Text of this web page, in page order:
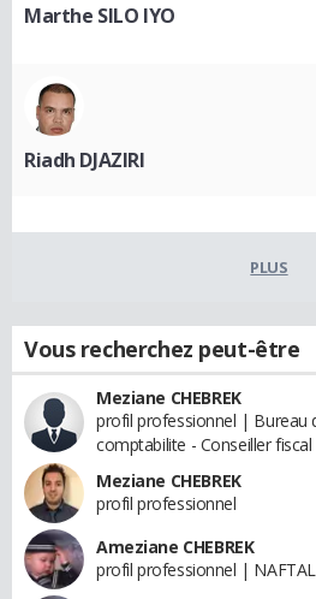
Marthe SILO IYO
Riadh DJAZIRI
PLUS
Vous recherchez peut-être
Meziane CHEBREK
profil professionnel | Bureau
comptabilite - Conseiller fiscal
Meziane CHEBREK
profil professionnel
Ameziane CHEBREK
profil professionnel |